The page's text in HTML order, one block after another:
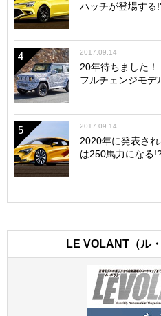
ハッチが登場する
4 2017.09.14
20年待ちました
フルチェンジモデ
5 2017.09.14
2020年に発表され
は250馬力になる
LE VOLANT（ル